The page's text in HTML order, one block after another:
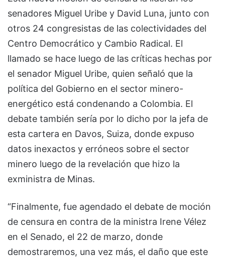
senadores Miguel Uribe y David Luna, junto con
otros 24 congresistas de las colectividades del
Centro Democrático y Cambio Radical. El
llamado se hace luego de las críticas hechas por
el senador Miguel Uribe, quien señaló que la
política del Gobierno en el sector minero-
energético está condenando a Colombia. El
debate también sería por lo dicho por la jefa de
esta cartera en Davos, Suiza, donde expuso
datos inexactos y erróneos sobre el sector
minero luego de la revelación que hizo la
exministra de Minas.
“Finalmente, fue agendado el debate de moción
de censura en contra de la ministra Irene Vélez
en el Senado, el 22 de marzo, donde
demostraremos, una vez más, el daño que este